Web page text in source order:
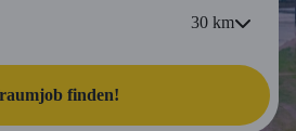
30 km
finden!